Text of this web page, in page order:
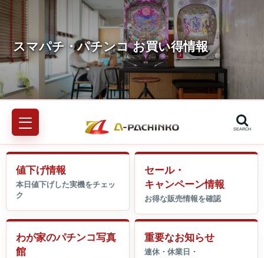
SEARCH
値下げ情報
セール・
キャンペーン情報
わが家のパチンコ写真
館
重要なお知らせ